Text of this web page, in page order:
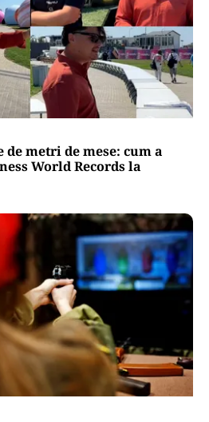
de metri de mese: cum a
World Records la